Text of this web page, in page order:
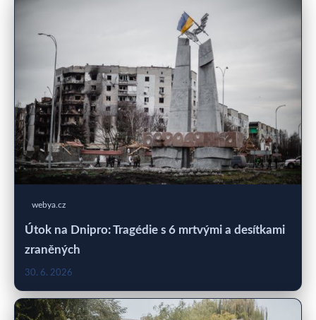
webya.cz
Útok na Dnipro: Tragédie s 6 mrtvými a desítkami
zraněných
30. 6. 2026